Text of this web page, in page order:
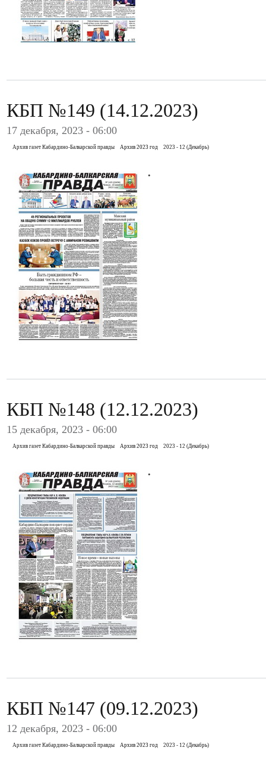
КБП №149 (14.12.2023)
17 декабря, 2023 - 06:00
Архив газет Кабардино-Балкарской правды Архив 2023 год 2023 - 12 (Декабрь)
.
КБП №148 (12.12.2023)
15 декабря, 2023 - 06:00
Архив газет Кабардино-Балкарской правды Архив 2023 год 2023 - 12 (Декабрь)
.
КБП №147 (09.12.2023)
12 декабря, 2023 - 06:00
Архив газет Кабардино-Балкарской правды Архив 2023 год 2023 - 12 (Декабрь)